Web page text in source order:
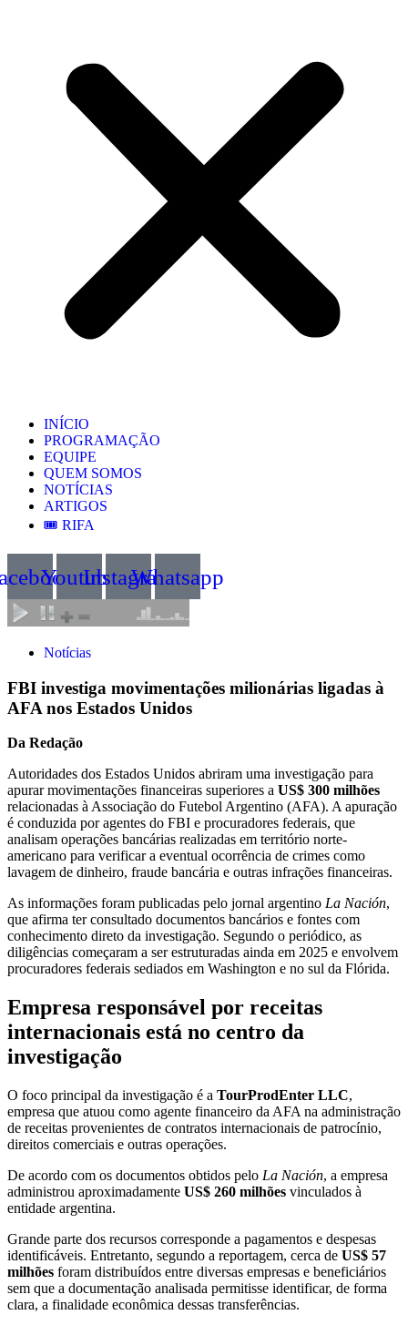
INÍCIO
PROGRAMAÇÃO
EQUIPE
QUEM SOMOS
NOTÍCIAS
ARTIGOS
🎟️ RIFA
YoutubeInstagramWhatsapp
Notícias
FBI investiga movimentações milionárias ligadas à
AFA nos Estados Unidos
Da Redação
Autoridades dos Estados Unidos abriram uma investigação para
apurar movimentações financeiras superiores a US$ 300 milhões
relacionadas à Associação do Futebol Argentino (AFA). A apuração
é conduzida por agentes do FBI e procuradores federais, que
analisam operações bancárias realizadas em território norte-
americano para verificar a eventual ocorrência de crimes como
lavagem de dinheiro, fraude bancária e outras infrações financeiras.
As informações foram publicadas pelo jornal argentino La Nación,
que afirma ter consultado documentos bancários e fontes com
conhecimento direto da investigação. Segundo o periódico, as
diligências começaram a ser estruturadas ainda em 2025 e envolvem
procuradores federais sediados em Washington e no sul da Flórida.
Empresa responsável por receitas
internacionais está no centro da
investigação
O foco principal da investigação é a TourProdEnter LLC,
empresa que atuou como agente financeiro da AFA na administração
de receitas provenientes de contratos internacionais de patrocínio,
direitos comerciais e outras operações.
De acordo com os documentos obtidos pelo La Nación, a empresa
administrou aproximadamente US$ 260 milhões vinculados à
entidade argentina.
Grande parte dos recursos corresponde a pagamentos e despesas
identificáveis. Entretanto, segundo a reportagem, cerca de US$ 57
milhões foram distribuídos entre diversas empresas e beneficiários
sem que a documentação analisada permitisse identificar, de forma
clara, a finalidade econômica dessas transferências.